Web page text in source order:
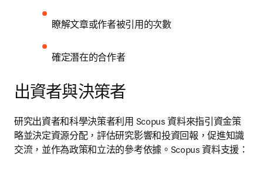
瞭解文章或作者被引用的次數
確定潛在的合作者
出資者與決策者
研究出資者和科學決策者利用 Scopus 資料來指引資金策
略並決定資源分配，評估研究影響和投資回報，促進知識
交流，並作為政策和立法的參考依據。Scopus 資料支援：